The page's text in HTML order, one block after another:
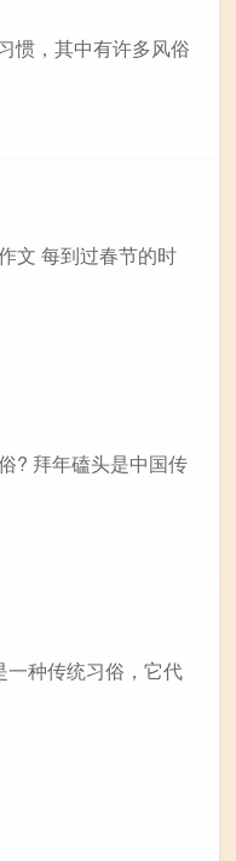
惯，其中有许多风俗
文 每到过春节的时
? 拜年磕头是中国传
一种传统习俗，它代